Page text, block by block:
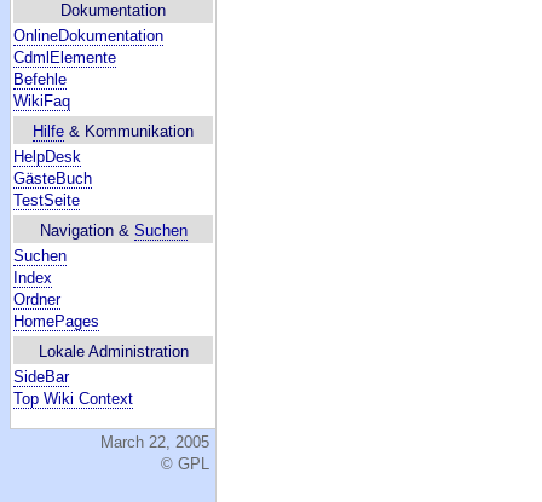
Dokumentation
OnlineDokumentation
CdmlElemente
Befehle
WikiFaq
Hilfe & Kommunikation
HelpDesk
GästeBuch
TestSeite
Navigation & Suchen
Suchen
Index
Ordner
HomePages
Lokale Administration
SideBar
Top Wiki Context
March 22, 2005
© GPL